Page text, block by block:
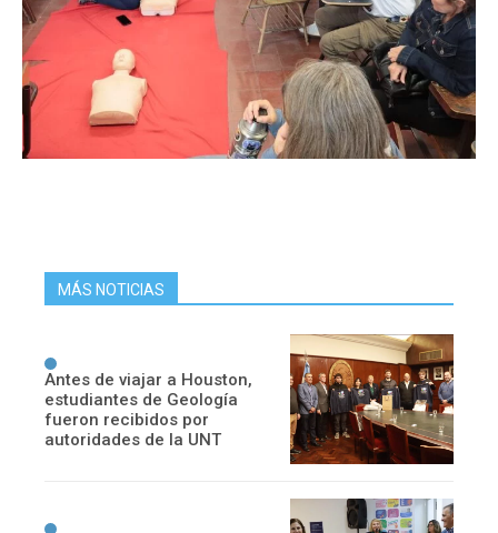
MÁS NOTICIAS
Antes de viajar a Houston,
estudiantes de Geología
fueron recibidos por
autoridades de la UNT